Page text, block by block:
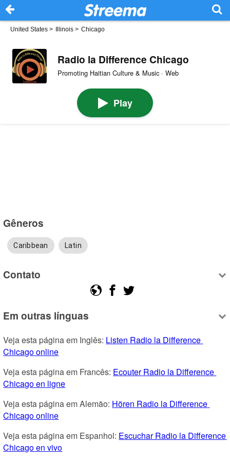
United States > Illinois > Chicago
Radio la Difference Chicago
Promoting Haitian Culture & Music · Web
Play
Gêneros
Caribbean Latin
Contato
Em outras línguas
Veja esta página em Inglês: Listen Radio la Difference
Chicago online
Veja esta página em Francês: Ecouter Radio la Difference
Chicago en ligne
Veja esta página em Alemão: Hören Radio la Difference
Chicago online
Veja esta página em Espanhol: Escuchar Radio la Difference
Chicago en vivo